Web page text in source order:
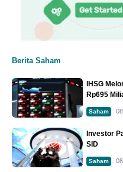
Berita Saham
IHSG
Rp695
Saham
Investor
SID
Saham